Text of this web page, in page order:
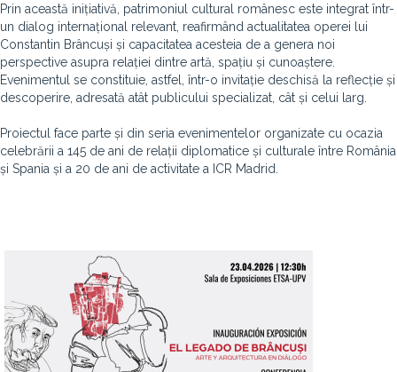
Prin această inițiativă, patrimoniul cultural românesc este integrat într-
un dialog internațional relevant, reafirmând actualitatea operei lui
Constantin Brâncuși și capacitatea acesteia de a genera noi
perspective asupra relației dintre artă, spațiu și cunoaștere.
Evenimentul se constituie, astfel, într-o invitație deschisă la reflecție și
descoperire, adresată atât publicului specializat, cât și celui larg.
Proiectul face parte și din seria evenimentelor organizate cu ocazia
celebrării a 145 de ani de relații diplomatice și culturale între România
și Spania și a 20 de ani de activitate a ICR Madrid.